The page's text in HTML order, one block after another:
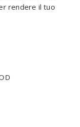
rendere il tuo